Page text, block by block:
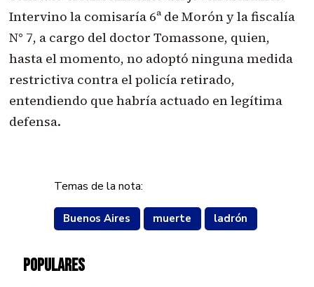
Intervino la comisaría 6ª de Morón y la fiscalía
N° 7, a cargo del doctor Tomassone, quien,
hasta el momento, no adoptó ninguna medida
restrictiva contra el policía retirado,
entendiendo que habría actuado en legítima
defensa.
Temas de la nota:
Buenos Aires muerte ladrón
POPULARES